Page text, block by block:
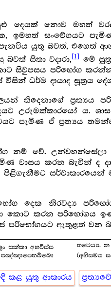
දෙයක් නොව මහත්
ඉමහත් සංවේගයට
යුතු බවත්, එහෙත්
සිතා වදාරා,[1]
මේ
සිවුපසය පරිභෝග
ධර්ම දායාද සූත්‍ර‍ය
තිදෙනාගේ ප්‍ර‍ත්‍යය
උරුමක්කාරයෝ ය.
පැමිණ ඒ ප්‍ර‍ත්‍යය
නම් වේ.
වාසය කරන බැවින් ද
දෙක නිරවද්‍ය
කොට කරන පරිභෝගය
පරිභෝගයට ඇතුළත් වන
සක්කා අභවිස්ස
පඤ්ඤාපෙතබ්බො
භවෙය්‍ය. න
(අභිසමය
කළ යුතු ආකාරය